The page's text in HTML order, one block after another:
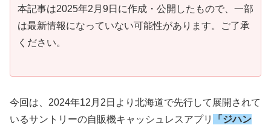
本記事は2025年2月9日に作成・公開したもので、一部
は最新情報になっていない可能性があります。ご了承
ください。
今回は、2024年12月2日より北海道で先行して展開されて
いるサントリーの自販機キャッシュレスアプリ
「ジハン